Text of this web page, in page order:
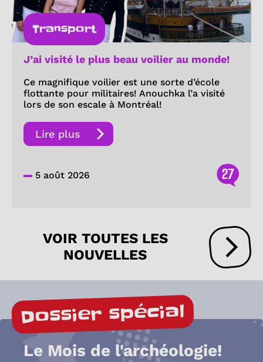
Transport
J’ai visité le plus beau voilier au monde!
Ce magnifique voilier est une sorte d’école
flottante pour militaires! Anouchka l’a visité
lors de son escale à Montréal!
Lire plus
5 août 2026 27
VOIR TOUTES LES
NOUVELLES
Dossier spécial
Le Mois de l'archéologie!